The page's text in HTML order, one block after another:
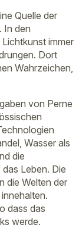
Quelle der
In den
immer
Dort
Wahrzeichen,
von Perne
Wasser als
die
Leben. Die
die Welten der
dass das
werde.